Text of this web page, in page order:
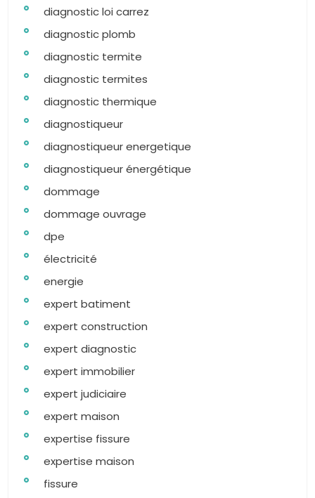
diagnostic loi carrez
diagnostic plomb
diagnostic termite
diagnostic termites
diagnostic thermique
diagnostiqueur
diagnostiqueur energetique
diagnostiqueur énergétique
dommage
dommage ouvrage
dpe
électricité
energie
expert batiment
expert construction
expert diagnostic
expert immobilier
expert judiciaire
expert maison
expertise fissure
expertise maison
fissure